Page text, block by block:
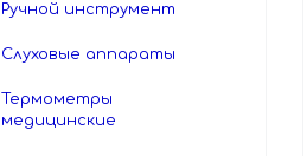
Ручной инструмент
Слуховые аппараты
Термометры
медицинские